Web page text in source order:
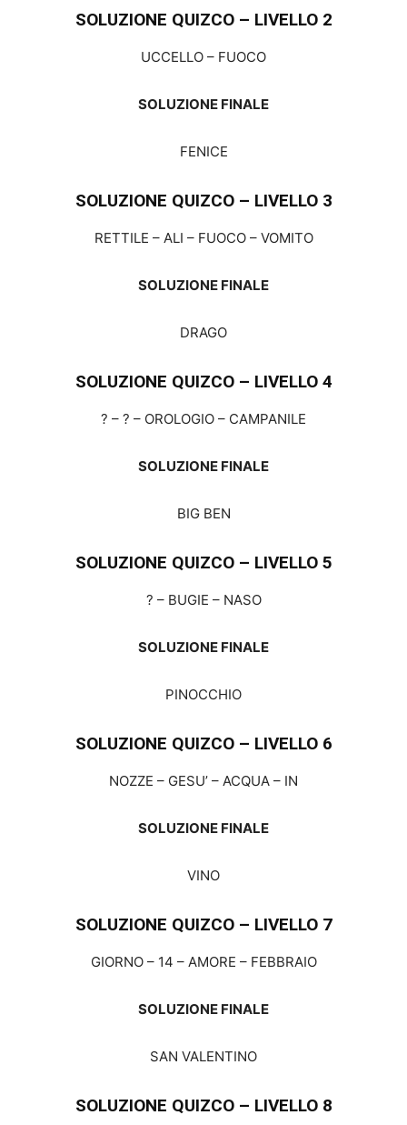
SOLUZIONE QUIZCO – LIVELLO 2
UCCELLO – FUOCO
SOLUZIONE FINALE
FENICE
SOLUZIONE QUIZCO – LIVELLO 3
RETTILE – ALI – FUOCO – VOMITO
SOLUZIONE FINALE
DRAGO
SOLUZIONE QUIZCO – LIVELLO 4
? – ? – OROLOGIO – CAMPANILE
SOLUZIONE FINALE
BIG BEN
SOLUZIONE QUIZCO – LIVELLO 5
? – BUGIE – NASO
SOLUZIONE FINALE
PINOCCHIO
SOLUZIONE QUIZCO – LIVELLO 6
NOZZE – GESU’ – ACQUA – IN
SOLUZIONE FINALE
VINO
SOLUZIONE QUIZCO – LIVELLO 7
GIORNO – 14 – AMORE – FEBBRAIO
SOLUZIONE FINALE
SAN VALENTINO
SOLUZIONE QUIZCO – LIVELLO 8